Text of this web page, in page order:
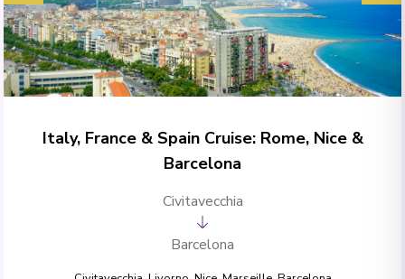
Italy, France & Spain Cruise: Rome, Nice &
Barcelona
Civitavecchia
Barcelona